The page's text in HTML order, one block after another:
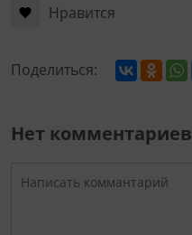
Нравится
Поделиться:
Нет комментариев